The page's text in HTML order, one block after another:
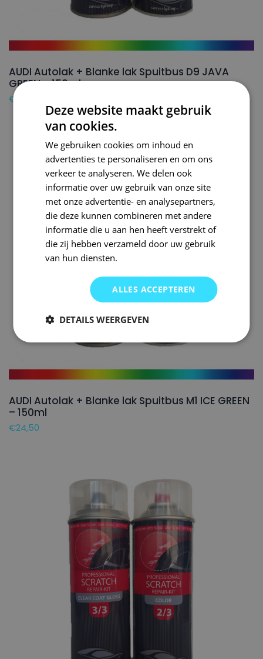
AUDI Autolak + Blanke lak Spuitbus D9 JAVA
GREEN – 150ml
€
AUDI Autolak + Blanke lak Spuitbus M1 ICE GREEN
– 150ml
€24,50
Deze website maakt gebruik
van cookies.
We gebruiken cookies om inhoud en
advertenties te personaliseren en om ons
verkeer te analyseren. We delen ook
informatie over uw gebruik van onze site
met onze advertentie- en analysepartners,
die deze kunnen combineren met andere
informatie die u aan hen heeft verstrekt of
die zij hebben verzameld door uw gebruik
van hun diensten.
ALLES ACCEPTEREN
DETAILS WEERGEVEN